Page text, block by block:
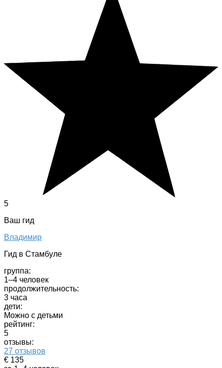
5
Ваш гид
Владимир
Гид в Стамбуле
группа:
1–4 человек
продолжительность:
3 часа
дети:
Можно с детьми
рейтинг:
5
отзывы:
27 отзывов
€ 135